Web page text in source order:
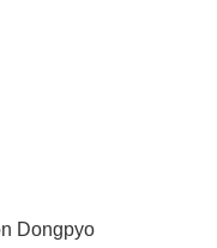
Dongpyo